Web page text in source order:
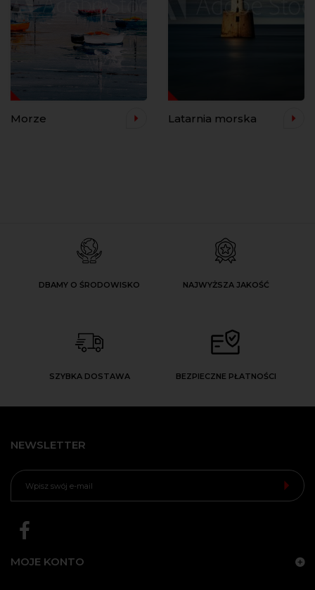
Morze Latarnia morska
DBAMY O ŚRODOWISKO NAJWYŻSZA JAKOŚĆ
SZYBKA DOSTAWA BEZPIECZNE PŁATNOŚCI
NEWSLETTER
MOJE KONTO